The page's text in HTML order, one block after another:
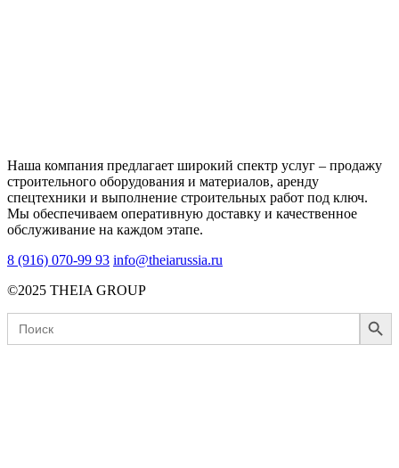
Наша компания предлагает широкий спектр услуг – продажу
строительного оборудования и материалов, аренду
спецтехники и выполнение строительных работ под ключ.
Мы обеспечиваем оперативную доставку и качественное
обслуживание на каждом этапе.
8 (916) 070-99 93 info@theiarussia.ru
©2025 THEIA GROUP
Search
for:
Search Button